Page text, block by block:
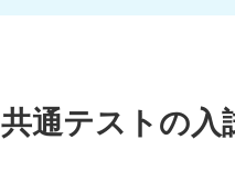
共通テストの入